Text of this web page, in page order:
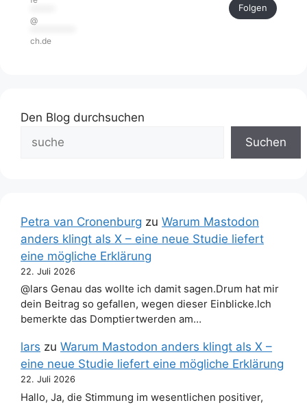
@
ch.de
Folgen
Den Blog durchsuchen
Suchen
Petra van Cronenburg zu Warum Mastodon
anders klingt als X – eine neue Studie liefert
eine mögliche Erklärung
22. Juli 2026
@lars Genau das wollte ich damit sagen.Drum hat mir
dein Beitrag so gefallen, wegen dieser Einblicke.Ich
bemerkte das Domptiertwerden am…
lars zu Warum Mastodon anders klingt als X –
eine neue Studie liefert eine mögliche Erklärung
22. Juli 2026
Hallo, Ja, die Stimmung im wesentlichen positiver,